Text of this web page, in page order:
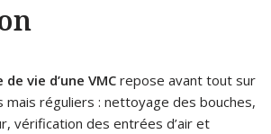
vie d’une VMC repose avant tout sur
réguliers : nettoyage des bouches,
vérification des entrées d’air et